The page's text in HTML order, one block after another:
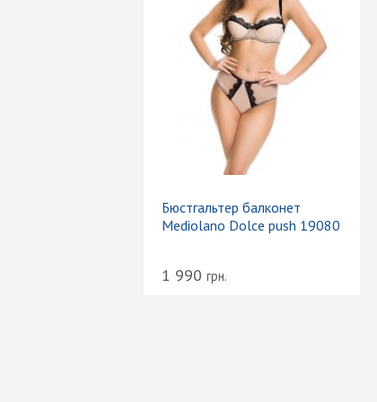
Бюстгальтер балконет
Mediolano Dolce push 19080
1 990 грн.